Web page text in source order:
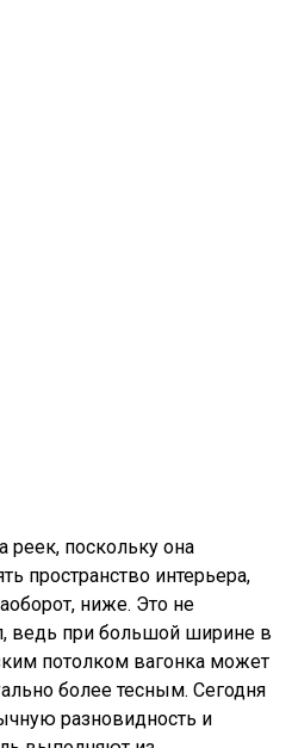
реек, поскольку она
пространство интерьера,
ниже. Это не
ведь при большой ширине в
потолком вагонка может
более тесным. Сегодня
разновидность и